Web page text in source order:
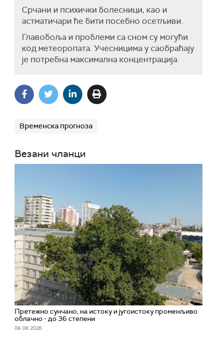
Срчани и психички болесници, као и
астматичари ће бити посебно осетљиви.
Главобоља и проблеми са сном су могући
код метеоропата. Учесницима у саобраћају
је потребна максимална концентрација.
Временска прогноза
Везани чланци
Претежно сунчано, на истоку и југоистоку променљиво
облачно - до 36 степени
09. 08. 2026.